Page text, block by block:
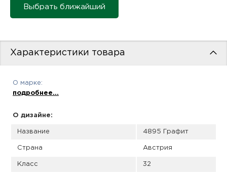
Выбрать ближайший
Характеристики товара
О марке:
подробнее...
О дизайне:
Название 4895 Графит
Страна Австрия
Класс 32